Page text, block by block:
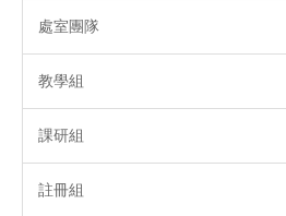
處室團隊
教學組
課研組
註冊組